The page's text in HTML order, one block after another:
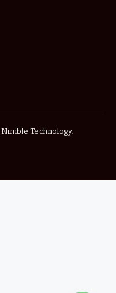
Nimble Technology.